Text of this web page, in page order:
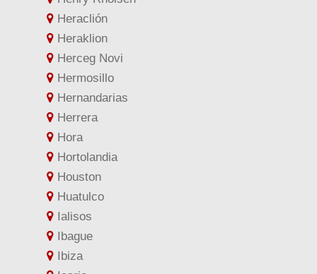
Heraclión
Heraklion
Herceg Novi
Hermosillo
Hernandarias
Herrera
Hora
Hortolandia
Houston
Huatulco
Ialisos
Ibague
Ibiza